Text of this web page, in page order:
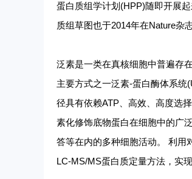
蛋白质组学计划(HPP)随即开展
质组草图也于2014年在Nature杂
泛素是一类在真核细胞中普遍存
主要方式之一泛素-蛋白酶体系统
径具有依赖ATP、高效、高度选
素化修饰底物蛋白在细胞中的广
答等在内的多种细胞活动。 利用
LC-MS/MS蛋白质定量方法，实